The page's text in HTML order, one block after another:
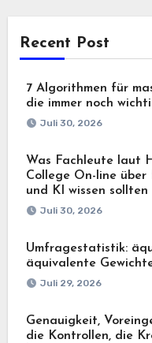
Recent Post
7 Algorithmen für
die immer noch
Juli 30, 2026
Was Fachleute laut
College On-line über
und KI wissen sollten
Juli 30, 2026
Umfragestatistik:
äquivalente
Juli 29, 2026
Genauigkeit,
die Kontrollen, die